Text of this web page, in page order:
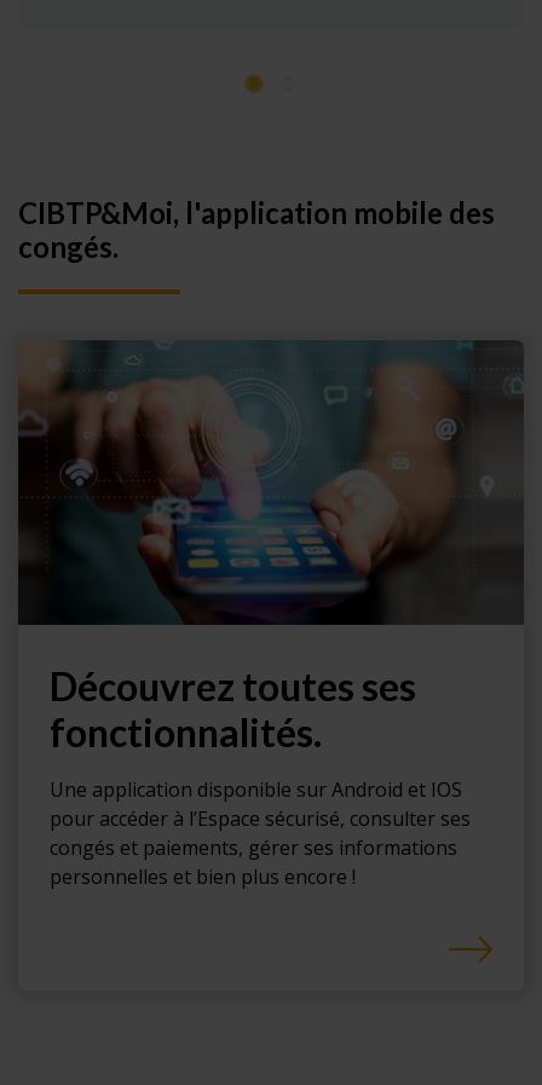
CIBTP&Moi, l'application mobile des
congés.
Découvrez toutes ses
fonctionnalités.
Une application disponible sur Android et IOS
pour accéder à l’Espace sécurisé, consulter ses
congés et paiements, gérer ses informations
personnelles et bien plus encore !